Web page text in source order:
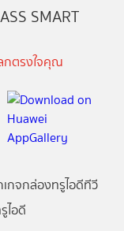
SMART
กตรงใจคุณ
กจกล่องทรูไอดีทีวี
ไอดี